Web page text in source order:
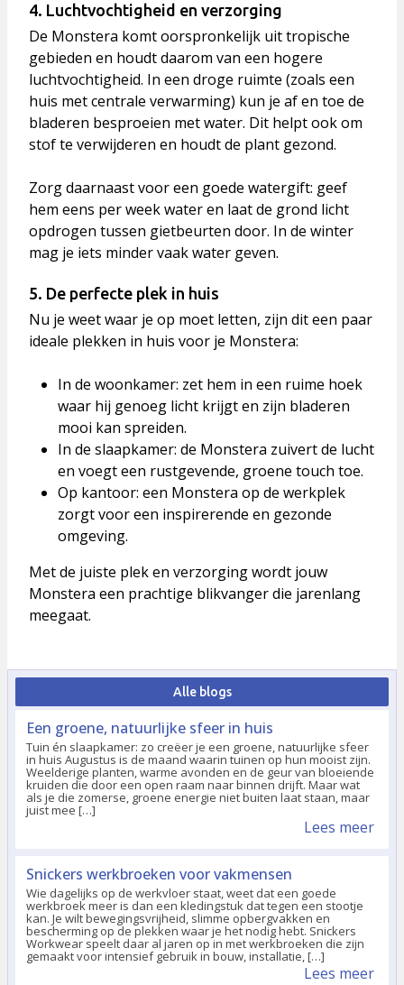
4. Luchtvochtigheid en verzorging
De Monstera komt oorspronkelijk uit tropische
gebieden en houdt daarom van een hogere
luchtvochtigheid. In een droge ruimte (zoals een
huis met centrale verwarming) kun je af en toe de
bladeren besproeien met water. Dit helpt ook om
stof te verwijderen en houdt de plant gezond.
Zorg daarnaast voor een goede watergift: geef
hem eens per week wateren laat de grond licht
opdrogen tussen gietbeurten door. In de winter
mag je iets minder vaak water geven.
5. De perfecte plek in huis
Nu je weet waar je op moet letten, zijn dit een paar
ideale plekken in huis voor je Monstera:
In de woonkamer: zet hem in een ruime hoek
waar hij genoeg licht krijgt en zijn bladeren
mooi kan spreiden.
In de slaapkamer: de Monstera zuivert de lucht
en voegt een rustgevende, groene touch toe.
Op kantoor: een Monstera op de werkplek
zorgt voor een inspirerende en gezonde
omgeving.
Met de juiste plek en verzorging wordt jouw
Monstera een prachtige blikvanger die jarenlang
meegaat.
Alle blogs
Een groene, natuurlijke sfeer in huis
Tuin én slaapkamer: zo creëer je een groene, natuurlijke sfeer
in huis Augustus is de maand waarin tuinen op hun mooist zijn.
Weelderige planten, warme avonden en de geur van bloeiende
kruiden die door een open raam naar binnen drijft. Maar wat
als je die zomerse, groene energie niet buiten laat staan, maar
juist mee […]
Lees meer
Snickers werkbroeken voor vakmensen
Wie dagelijks op de werkvloer staat, weet dat een goede
werkbroek meer is dan een kledingstuk dat tegen een stootje
kan. Je wilt bewegingsvrijheid, slimme opbergvakken en
bescherming op de plekken waar je het nodig hebt. Snickers
Workwear speelt daar al jaren op in met werkbroeken die zijn
gemaakt voor intensief gebruik in bouw, installatie, […]
Lees meer